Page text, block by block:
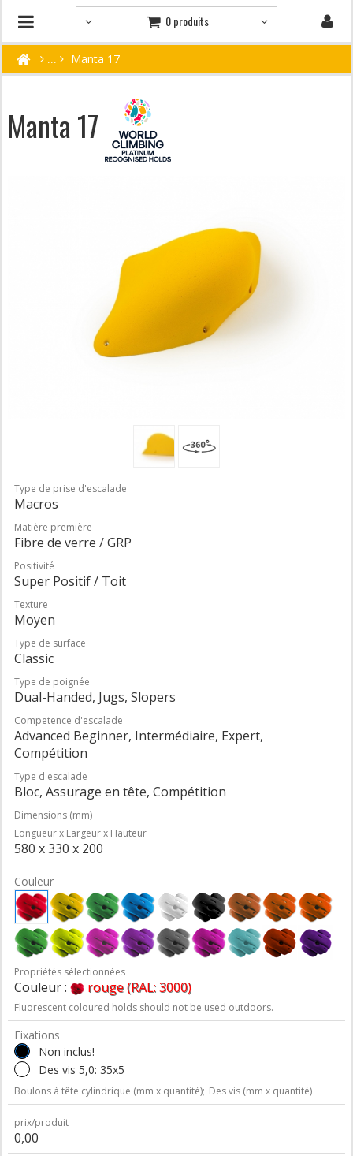
0 produits
Manta 17
Manta 17
Type de prise d'escalade
Macros
Matière première
Fibre de verre / GRP
Positivité
Super Positif / Toit
Texture
Moyen
Type de surface
Classic
Type de poignée
Dual-Handed, Jugs, Slopers
Competence d'escalade
Advanced Beginner, Intermédiaire, Expert,
Compétition
Type d'escalade
Bloc, Assurage en tête, Compétition
Dimensions (mm)
Longueur x Largeur x Hauteur
580 x 330 x 200
Couleur
Propriétés sélectionnées
Couleur : rouge (RAL: 3000)
Fluorescent coloured holds should not be used outdoors.
Fixations
Non inclus!
Des vis 5,0: 35x5
Boulons à tête cylindrique (mm x quantité); Des vis (mm x quantité)
prix/produit
0,00